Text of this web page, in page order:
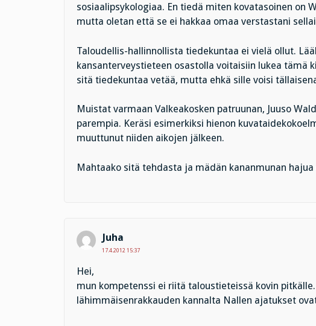
sosiaalipsykologiaa. En tiedä miten kovatasoinen on
mutta oletan että se ei hakkaa omaa verstastani
Taloudellis-hallinnollista tiedekuntaa ei vielä ollut.
kansanterveystieteen osastolla voitaisiin lukea tämä
sitä tiedekuntaa vetää, mutta ehkä sille voisi
Muistat varmaan Valkeakosken patruunan, Juuso
parempia. Keräsi esimerkiksi hienon
muuttunut niiden aikojen jälkeen.
Mahtaako sitä tehdasta ja mädän kananmunan hajua
Juha
17.4.2012 15:37
Hei,
mun kompetenssi ei riitä taloustieteissä kovin
lähimmäisenrakkauden kannalta Nallen ajatukset